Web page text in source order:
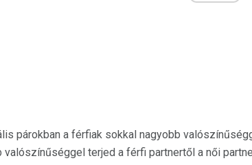
párokban a férfiak sokkal nagyobb
valószínűséggel terjed a férfi partnertől a női